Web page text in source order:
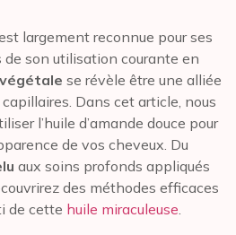
largement reconnue pour ses
de son utilisation courante en
se révèle être une alliée
Dans cet article, nous
l’huile d’amande douce pour
de vos cheveux. Du
aux soins profonds appliqués
des méthodes efficaces
de cette huile miraculeuse.